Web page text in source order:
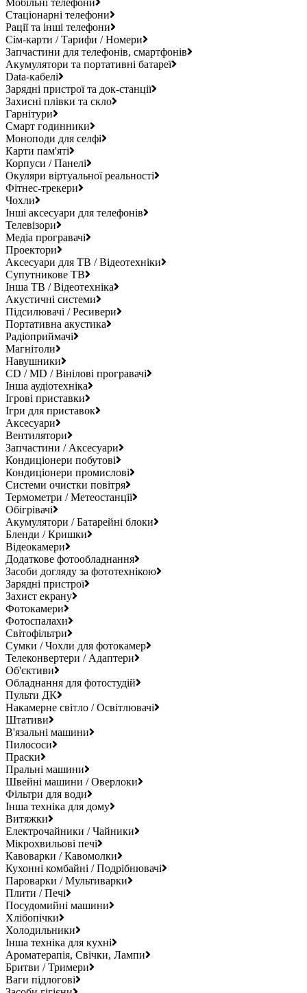
Стаціонарні телефони
Рації та інші телефони
Сім-карти / Тарифи / Номери
Запчастини для телефонів, смартфонів
Акумулятори та портативні батареї
Data-кабелі
Зарядні пристрої та док-станції
Захисні плівки та скло
Гарнітури
Смарт годинники
Моноподи для селфі
Карти пам'яті
Корпуси / Панелі
Окуляри віртуальної реальності
Фітнес-трекери
Чохли
Інші аксесуари для телефонів
Телевізори
Медіа програвачі
Проектори
Аксесуари для ТВ / Відеотехніки
Супутникове ТВ
Інша ТВ / Відеотехніка
Акустичні системи
Підсилювачі / Ресивери
Портативна акустика
Радіоприймачі
Магнітоли
Навушники
CD / MD / Вінілові програвачі
Інша аудіотехніка
Ігрові приставки
Ігри для приставок
Аксесуари
Вентилятори
Запчастини / Аксесуари
Кондиціонери побутові
Кондиціонери промислові
Системи очистки повітря
Термометри / Метеостанції
Обігрівачі
Акумулятори / Батарейні блоки
Бленди / Кришки
Відеокамери
Додаткове фотообладнання
Засоби догляду за фототехнікою
Зарядні пристрої
Захист екрану
Фотокамери
Фотоспалахи
Світофільтри
Сумки / Чохли для фотокамер
Телеконвертери / Адаптери
Об'єктиви
Обладнання для фотостудій
Пульти ДК
Накамерне світло / Освітлювачі
Штативи
В'язальні машини
Пилососи
Праски
Пральні машини
Швейні машини / Оверлоки
Фільтри для води
Інша техніка для дому
Витяжки
Електрочайники / Чайники
Мікрохвильові печі
Кавоварки / Кавомолки
Кухонні комбайні / Подрібнювачі
Пароварки / Мультиварки
Плити / Печі
Посудомийні машини
Хлібопічки
Холодильники
Інша техніка для кухні
Ароматерапія, Свічки, Лампи
Бритви / Тримери
Ваги підлогові